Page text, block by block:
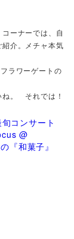
ーナーでは、自
介。メチャ本気
ラワーゲートの
ね。 それでは！
コンサート
@
『和菓子』